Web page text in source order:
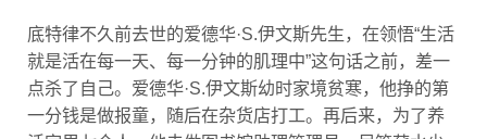
就是活在每一天、每一分钟的肌理中”这句话之前，差一
点杀了自己。爱德华·S.伊文斯幼时家境贫寒，他挣的第
一分钱是做报童，随后在杂货店打工。再后来，为了养
活家里七个人，他去做图书馆助理管理员。尽管薪水少